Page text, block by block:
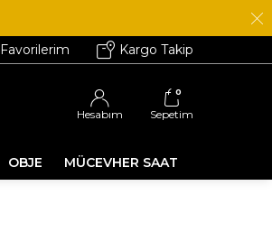
Favorilerim Kargo Takip
Hesabım
0
Sepetim
OBJE MÜCEVHER SAAT